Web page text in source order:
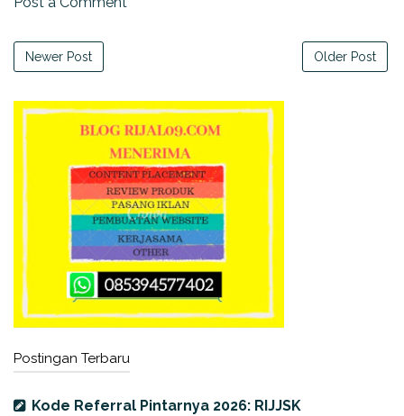
Newer Post Older Post
Postingan Terbaru
Kode Referral Pintarnya 2026: RIJJSK